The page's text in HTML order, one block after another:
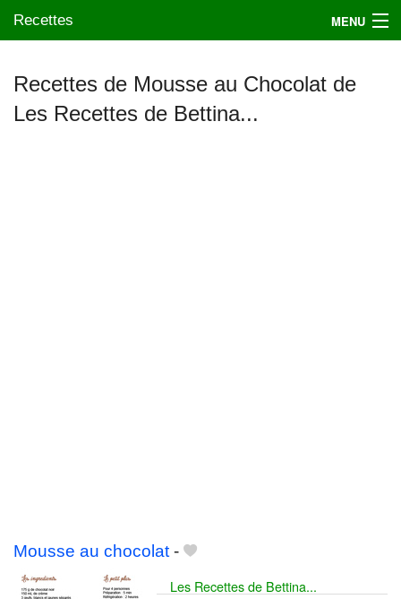
Recettes MENU
Mes blogs préférés
Recettes de Mousse au Chocolat de
Les Recettes de Bettina...
Mousse au chocolat -
Les Recettes de Bettina...